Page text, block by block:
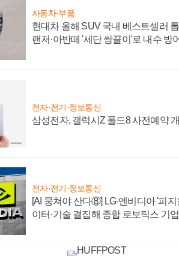
자동차·부품
현대차 올해 SUV 국내 베스트셀러
랜저·아반떼 '세단 쌍끌이'로 내수 방
전자·전기·정보통신
삼성전자, 갤럭시Z 폴드8 사전예약
전자·전기·정보통신
[AI 뭉쳐야 산다⑧] LG·엔비디아 '피지
이터·기술 결집해 종합 로보틱스 기